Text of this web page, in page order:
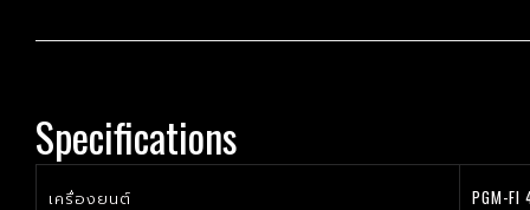
Specifications
เครื่องยนต์ PGM-